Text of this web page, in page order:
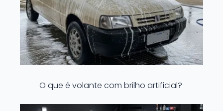
O que é volante com brilho artificial?